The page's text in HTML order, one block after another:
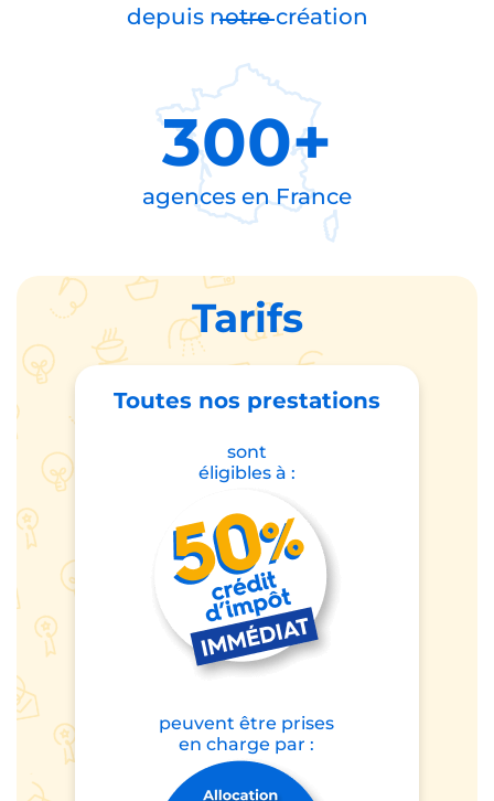
depuis notre création
300+
agences enFrance
Tarifs
Toutes nos prestations
sont
éligibles à :
peuvent être prises
en charge par :